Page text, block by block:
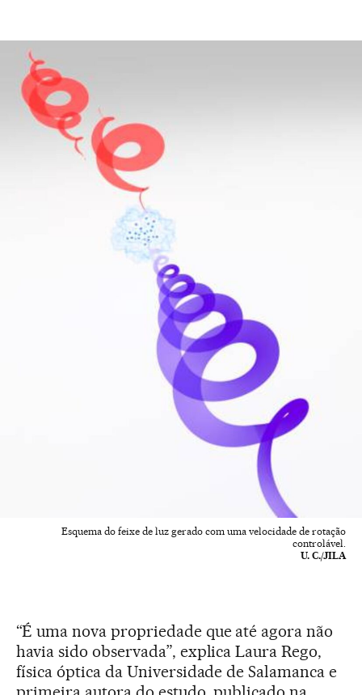
Esquema do feixe de luz gerado com uma velocidade de rotação
controlável.
U. C./JILA
“É uma nova propriedade que até agora não
havia sido observada”, explica Laura Rego,
física óptica da Universidade de Salamanca e